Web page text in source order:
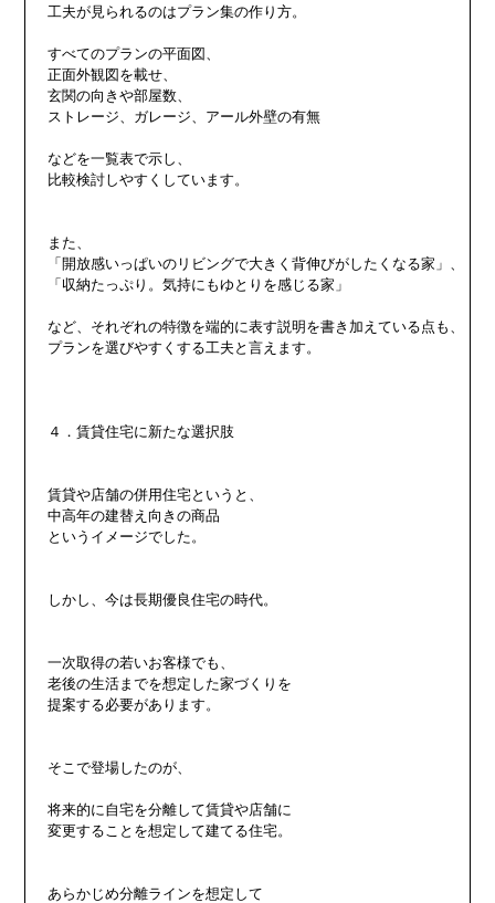
工夫が見られるのはプラン集の作り方。
すべてのプランの平面図、
正面外観図を載せ、
玄関の向きや部屋数、
ストレージ、ガレージ、アール外壁の有無
などを一覧表で示し、
比較検討しやすくしています。
また、
「開放感いっぱいのリビングで大きく背伸びがしたくなる家」、
「収納たっぷり。気持にもゆとりを感じる家」
など、それぞれの特徴を端的に表す説明を書き加えている点も、
プランを選びやすくする工夫と言えます。
４．賃貸住宅に新たな選択肢
賃貸や店舗の併用住宅というと、
中高年の建替え向きの商品
というイメージでした。
しかし、今は長期優良住宅の時代。
一次取得の若いお客様でも、
老後の生活までを想定した家づくりを
提案する必要があります。
そこで登場したのが、
将来的に自宅を分離して賃貸や店舗に
変更することを想定して建てる住宅。
あらかじめ分離ラインを想定して